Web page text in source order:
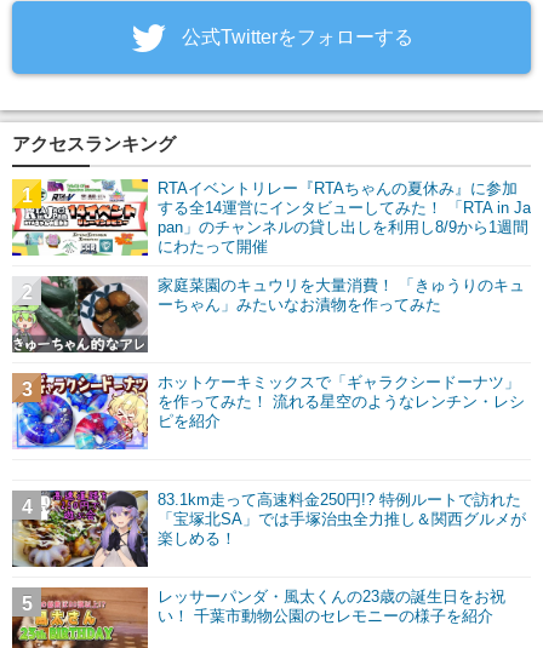
‎公式Twitterをフォローする
アクセスランキング
RTAイベントリレー『RTAちゃんの夏休み』に参加
する全14運営にインタビューしてみた！ 「RTA in Ja
pan」のチャンネルの貸し出しを利用し8/9から1週間
にわたって開催
1
家庭菜園のキュウリを大量消費！ 「きゅうりのキュ
ーちゃん」みたいなお漬物を作ってみた
2
ホットケーキミックスで「ギャラクシードーナツ」
を作ってみた！ 流れる星空のようなレンチン・レシ
ピを紹介
3
83.1km走って高速料金250円!? 特例ルートで訪れた
「宝塚北SA」では手塚治虫全力推し＆関西グルメが
楽しめる！
4
レッサーパンダ・風太くんの23歳の誕生日をお祝
い！ 千葉市動物公園のセレモニーの様子を紹介
5